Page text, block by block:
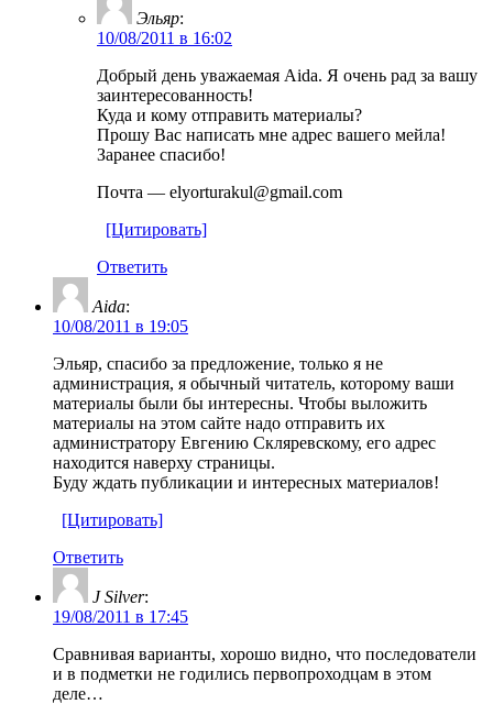
Эльяр:
10/08/2011 в 16:02
Добрый день уважаемая Aida. Я очень рад за вашу
заинтересованность!
Куда и кому отправить материалы?
Прошу Вас написать мне адрес вашего мейла!
Заранее спасибо!
Почта — еlyorturakul@gmail.com
[Цитировать]
Ответить
Aida:
10/08/2011 в 19:05
Эльяр, спасибо за предложение, только я не
администрация, я обычный читатель, которому ваши
материалы были бы интересны. Чтобы выложить
материалы на этом сайте надо отправить их
администратору Евгению Скляревскому, его адрес
находится наверху страницы.
Буду ждать публикации и интересных материалов!
[Цитировать]
Ответить
J Silver:
19/08/2011 в 17:45
Сравнивая варианты, хорошо видно, что последователи
и в подметки не годились первопроходцам в этом
деле…